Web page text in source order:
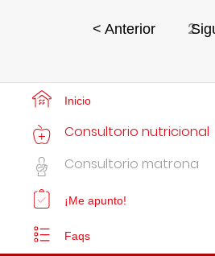
< Anterior 2
Inicio
Consultorio nutricional
Consultorio matrona
¡Me apunto!
Faqs